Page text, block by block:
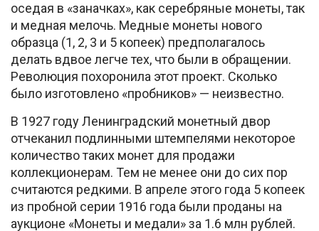
оседая в «заначках», как серебряные монеты, так
и медная мелочь. Медные монеты нового
образца (1, 2, 3 и 5 копеек) предполагалось
делать вдвое легче тех, что были в обращении.
Революция похоронила этот проект. Сколько
было изготовлено «пробников» — неизвестно.
В 1927 году Ленинградский монетный двор
отчеканил подлинными штемпелями некоторое
количество таких монет для продажи
коллекционерам. Тем не менее они до сих пор
считаются редкими. В апреле этого года 5 копеек
из пробной серии 1916 года были проданы на
аукционе «Монеты и медали» за 1.6 млн рублей.